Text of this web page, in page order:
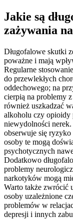
Jakie są
zażywania
Długofalowe skutki
poważne i mają
Regularne
do przewlekłych
oddechowego; na
cierpią na problemy
również uszkadzać
alkoholu czy opioidy
niewydolności
obserwuje się ryzyko
osoby te mogą
psychotycznych
Dodatkowo
problemy
narkotyków mogą
Warto także zwrócić
osoby uzależnione
problemów w
depresji i innych